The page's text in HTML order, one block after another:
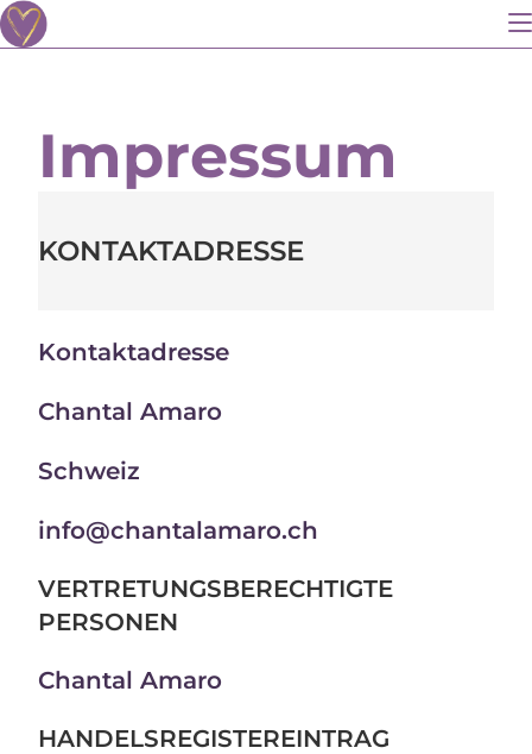
Impressum
KONTAKTADRESSE
Kontaktadresse
Chantal Amaro
Schweiz
info@chantalamaro.ch
VERTRETUNGSBERECHTIGTE
PERSONEN
Chantal Amaro
HANDELSREGISTEREINTRAG